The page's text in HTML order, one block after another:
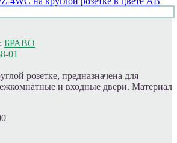
БРАВО
01
розетке, предназначена для
и входные двери. Материал